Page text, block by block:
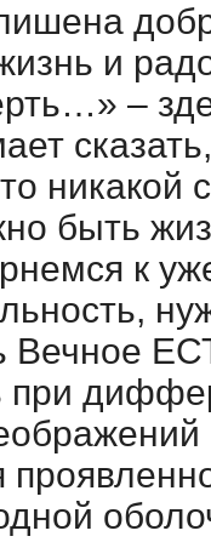
и
–
никакой
быть
к
Вечное
при